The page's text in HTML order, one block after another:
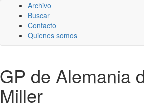
Archivo
Buscar
Contacto
Quienes somos
GP de Alemania
Miller